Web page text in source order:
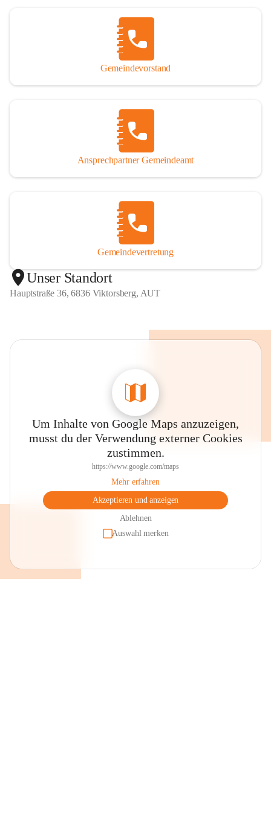
Gemeindevorstand
Ansprechpartner Gemeindeamt
Gemeindevertretung
Unser Standort
Hauptstraße 36, 6836 Viktorsberg, AUT
Um Inhalte von Google Maps anzuzeigen,
musst du der Verwendung externer Cookies
zustimmen.
https://www.google.com/maps
Mehr erfahren
Akzeptieren und anzeigen
Ablehnen
Auswahl merken